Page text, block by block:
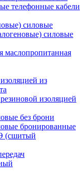
телефонные кабели
силовые
силовые
из
изоляцией
без брони
бронированные
(сшитый